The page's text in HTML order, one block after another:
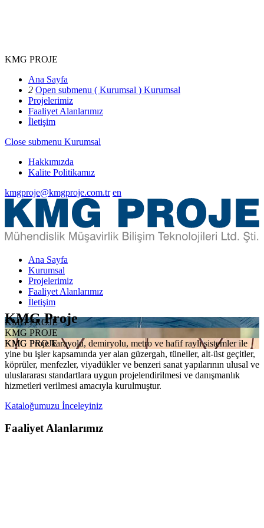
KMG PROJE
Ana Sayfa
2 Open submenu ( Kurumsal ) Kurumsal
Projelerimiz
Faaliyet Alanlarımız
İletişim
Close submenu Kurumsal
Hakkımızda
Kalite Politikamız
kmgproje@kmgproje.com.tr en
Ana Sayfa
Kurumsal
Projelerimiz
Faaliyet Alanlarımız
İletişim
KMG PROJE
KMG PROJE
KMG PROJE
KMG Proje
KMG Proje karayolu, demiryolu, metro ve hafif raylı sistemler ile
yine bu işler kapsamında yer alan güzergah, tüneller, alt-üst geçitler,
köprüler, menfezler, viyadükler ve benzeri sanat yapılarının ulusal ve
uluslararası standartlara uygun projelendirilmesi ve danışmanlık
hizmetleri verilmesi amacıyla kurulmuştur.
Kataloğumuzu İnceleyiniz
Faaliyet Alanlarımız